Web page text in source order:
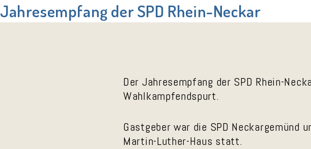
Jahresempfang der SPD Rhein-Neckar
Der Jahresempfang der SPD Rhein-
Wahlkampfendspurt.
Gastgeber war die SPD Neckargemünd
Martin-Luther-Haus statt.